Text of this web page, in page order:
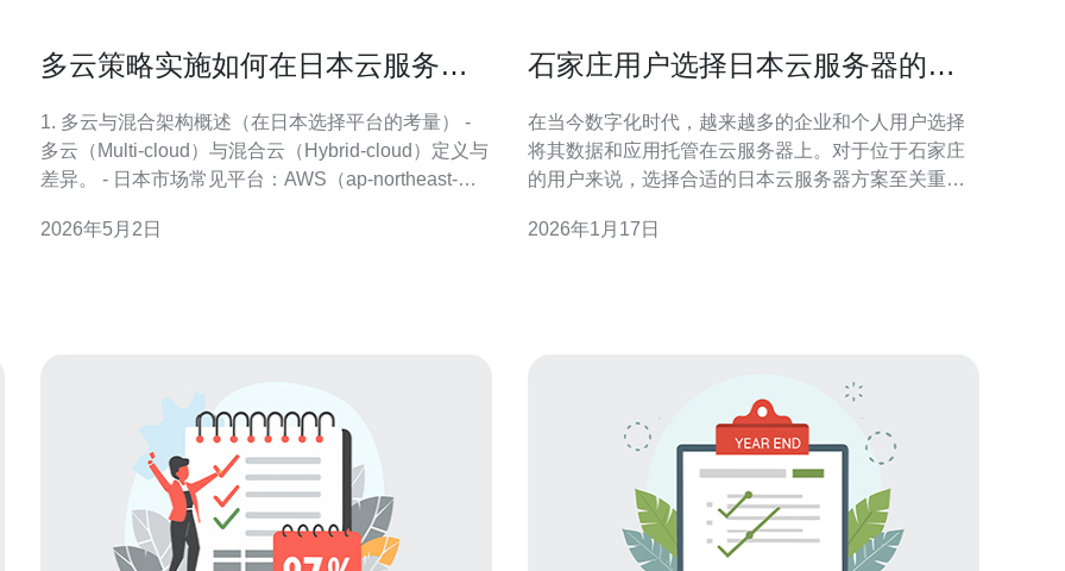
多云策略实施如何在日本云服务器
1. 多云与混合架构概述（在日本选择平台的考量） -
多云（Multi-cloud）与混合云（Hybrid-cloud）定义与
差异。 - 日本市场常见平台：AWS（ap-northeast-
East/West）、Oracle Cloud、阿里云日本、
2026年5月2日
石家庄用户选择日本云服务器的最
在当今数字化时代，越来越多的企业和个人用户选择
将其数据和应用托管在云服务器上。对于位于石家庄
的用户来说，选择合适的日本云服务器方案至关重
的服务特点，以及如何选择最适合的方案，以满足用
2026年1月17日